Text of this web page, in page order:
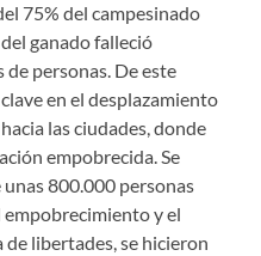
75% del campesinado
ganado falleció
personas. De este
en el desplazamiento
las ciudades, donde
empobrecida. Se
800.000 personas
empobrecimiento y el
de libertades, se hicieron